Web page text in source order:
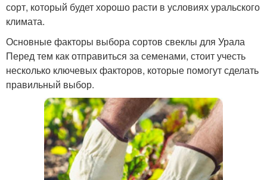
сорт, который будет хорошо расти в условиях уральского
климата.
Основные факторы выбора сортов свеклы для Урала
Перед тем как отправиться за семенами, стоит учесть
несколько ключевых факторов, которые помогут сделать
правильный выбор.